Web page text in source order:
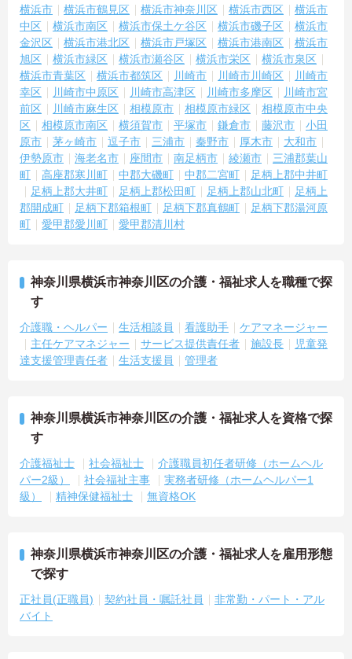
横浜市 横浜市鶴見区 横浜市神奈川区 横浜市西区
横浜市
中区
横浜市南区 横浜市保土ケ谷区 横浜市磯子区
横浜市
金沢区
横浜市港北区 横浜市戸塚区 横浜市港南区
横浜市
旭区
横浜市緑区 横浜市瀬谷区 横浜市栄区
横浜市泉区
横浜市青葉区
横浜市都筑区 川崎市 川崎市川崎区
川崎市
幸区
川崎市中原区 川崎市高津区 川崎市多摩区
川崎市宮
前区
川崎市麻生区 相模原市 相模原市緑区
相模原市中央
区
相模原市南区 横須賀市 平塚市 鎌倉市 藤沢市
小田
原市
茅ヶ崎市 逗子市 三浦市 秦野市 厚木市
大和市
伊勢原市
海老名市 座間市 南足柄市 綾瀬市
三浦郡葉山
町
高座郡寒川町 中郡大磯町 中郡二宮町
足柄上郡中井町
足柄上郡大井町
足柄上郡松田町 足柄上郡山北町
足柄上
郡開成町
足柄下郡箱根町 足柄下郡真鶴町
足柄下郡湯河原
町
愛甲郡愛川町 愛甲郡清川村
神奈川県横浜市神奈川区の介護・福祉求人を職種で探
す
介護職・ヘルパー 生活相談員 看護助手
ケアマネージャー
主任ケアマネジャー
サービス提供責任者 施設長
児童発
達支援管理責任者
生活支援員 管理者
神奈川県横浜市神奈川区の介護・福祉求人を資格で探
す
介護福祉士 社会福祉士
介護職員初任者研修（ホームヘル
パー2級）
社会福祉主事
実務者研修（ホームヘルパー1
級）
精神保健福祉士 無資格OK
神奈川県横浜市神奈川区の介護・福祉求人を雇用形態
で探す
正社員(正職員) 契約社員・嘱託社員
非常勤・パート・アル
バイト